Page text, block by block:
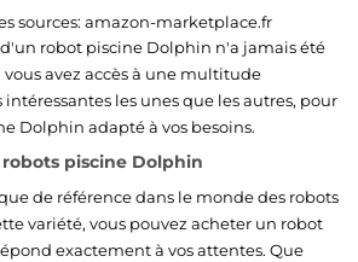
sources: amazon-marketplace.fr
robot piscine Dolphin n'a jamais été
vous avez accès à une multitude
les unes que les autres, pour
Dolphin adapté à vos besoins.
piscine Dolphin
de référence dans le monde des robots
variété, vous pouvez acheter un robot
exactement à vos attentes. Que